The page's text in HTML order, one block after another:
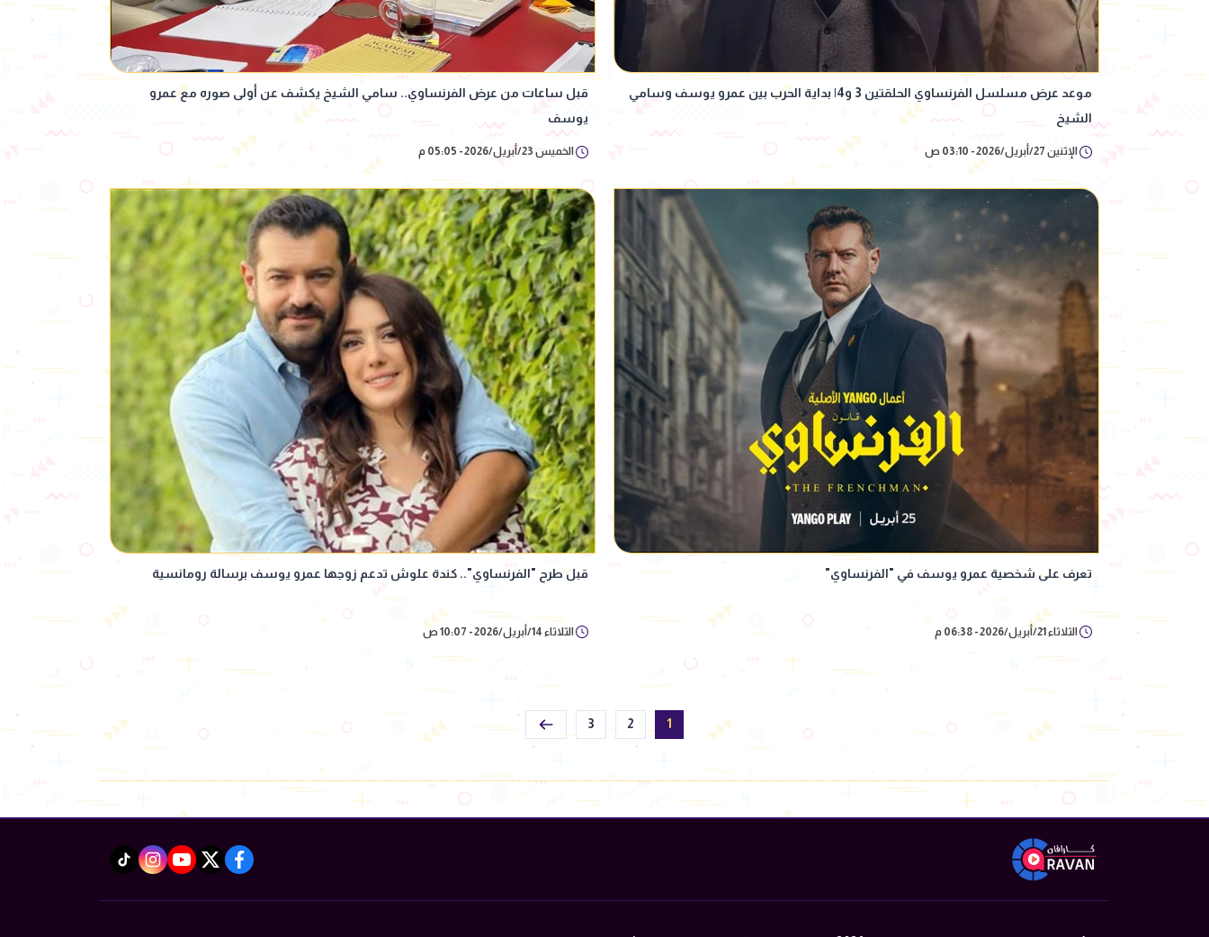
موعد عرض مسلسل الفرنساوي الحلقتين 3 و4| بداية الحرب بين عمرو يوسف وسامي
الشيخ
الإثنين 27/أبريل/2026 - 03:10 ص
قبل ساعات من عرض الفرنساوي.. سامي الشيخ يكشف عن أولى صوره مع عمرو
يوسف
الخميس 23/أبريل/2026 - 05:05 م
تعرف على شخصية عمرو يوسف في "الفرنساوي"
الثلاثاء 21/أبريل/2026 - 06:38 م
قبل طرح "الفرنساوي".. كندة علوش تدعم زوجها عمرو يوسف برسالة رومانسية
الثلاثاء 14/أبريل/2026 - 10:07 ص
1
2
3
facebook
twitter
youtube
instagram
tiktok